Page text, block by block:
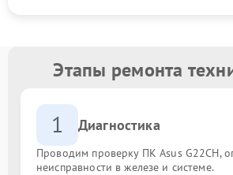
Этапы ремонта
1 Диагностика
Проводим проверку ПК Asus G22CH,
неисправности в железе и системе.